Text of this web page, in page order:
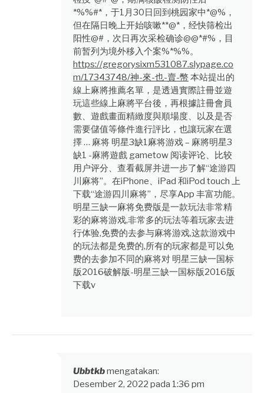
*%%#*，于1月30日回到桃园家中*@%，
但在隔日晚上开始咳嗽**@*，经快筛检出
阳性@#，次日再次采检确诊@@*#%，目
前暂列为境外移入个案%*%%。
https://gregorysixm531087.slypage.co
m/17343748/神-來-也-賣-幣 本站提出的
線上麻將推薦名單，是透過實際註冊並遊
玩這些線上麻將平台後，再根據註冊會員
數、遊戲畫面精緻度與順場度、以及是否
需要儲值等條件進行評比，也讓玩家在選
擇 … 麻将 明星3缺1麻将游戏 – 麻將明星3
缺1 -麻將遊戲 gametow 阅读评论、比较
用户评分、查看截屏并进一步了解“途游四
川麻将”。在iPhone、iPad 和iPod touch 上
下载“途游四川麻将”，尽享App 丰富功能。
明星三缺一麻将免费版是一款玩法非常精
彩的麻将游戏,非常多的玩法等着玩家去进
行体验,免费的去参与麻将游戏,这款游戏中
的玩法都是免费的,所有的玩家都是可以免
费的去参加不同的麻将对 明星三缺一国标
版2016破解版-明星三缺一国标版2016版
下载v
Ubbtkbmengatakan:
Desember 2, 2022 pada 1:36 pm